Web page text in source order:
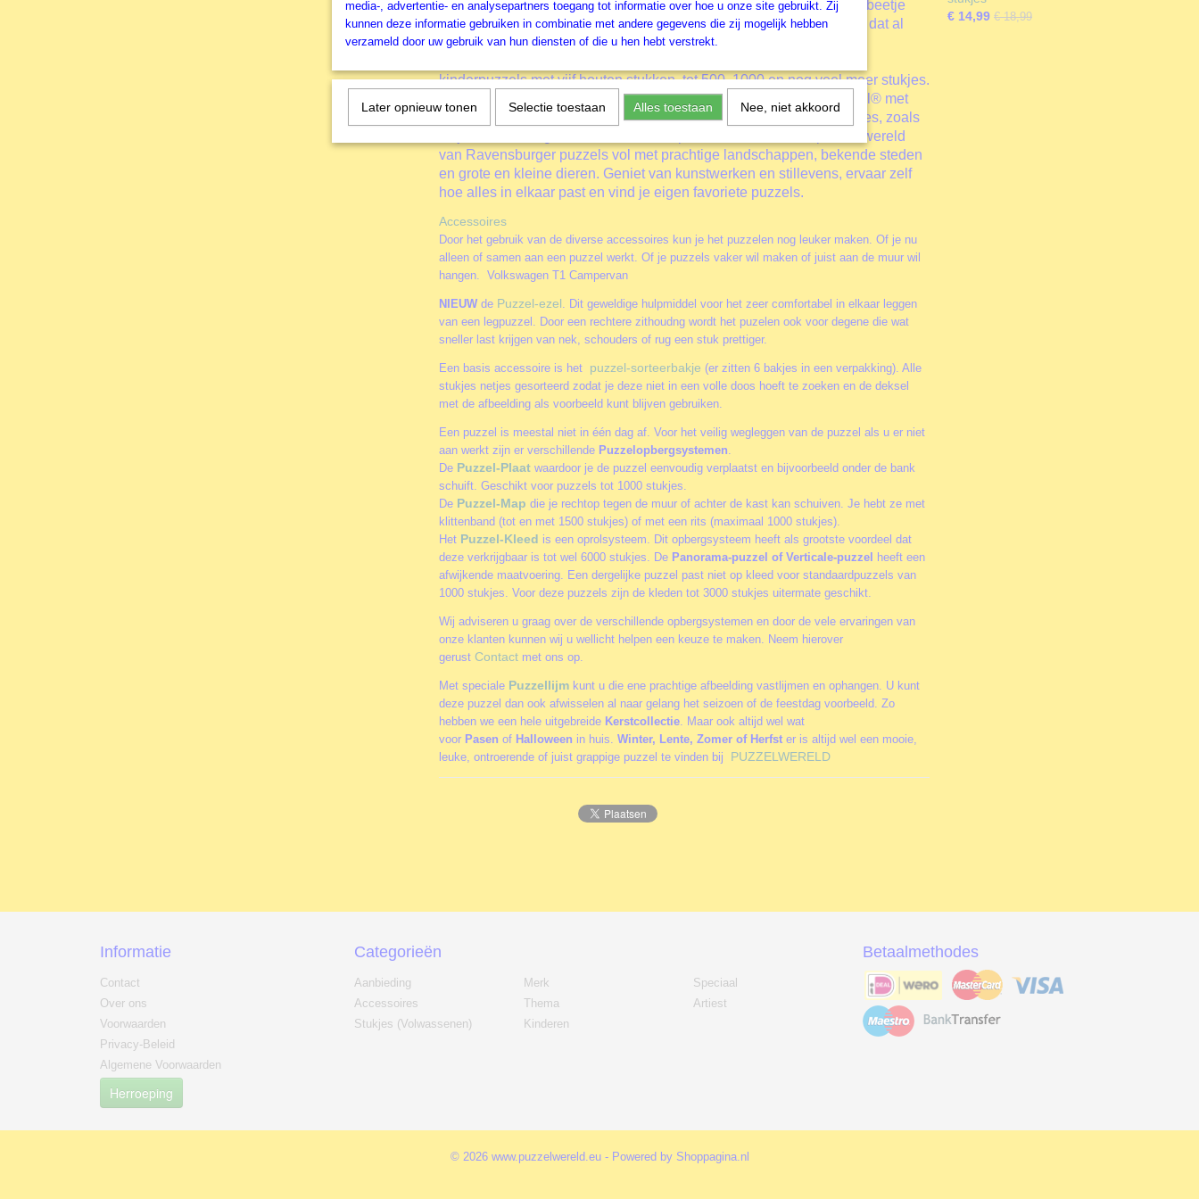
wereld tot leven komt, dan klopt het hart van de ware puzzelfan een beetje
sneller, zo ook bij deze Batman.Bij Ravensburger puzzels gebeurt dat al
sinds 1891. Daarnaast is Ravensburger verantwoordelijk voor de
kinderpuzzels met vijf houten stukken, tot 500, 1000 en nog veel meer stukjes.
En wat dacht je van de prachtige decoratieve 3D-puzzels: puzzleball® met
gebogen stukjes en 3D-puzzels gebouwen met scharnierende stukjes, zoals
altijd van de hoogste kwaliteit. Ontsnap uit de realiteit en stap in de wereld
van Ravensburger puzzels vol met prachtige landschappen, bekende steden
en grote en kleine dieren. Geniet van kunstwerken en stillevens, ervaar zelf
hoe alles in elkaar past en vind je eigen favoriete puzzels.
Accessoires
Door het gebruik van de diverse accessoires kun je het puzzelen nog leuker maken. Of je nu
alleen of samen aan een puzzel werkt. Of je puzzels vaker wil maken of juist aan de muur wil
hangen. Volkswagen T1 Campervan
NIEUW de Puzzel-ezel. Dit geweldige hulpmiddel voor het zeer comfortabel in elkaar leggen
van een legpuzzel. Door een rechtere zithoudng wordt het puzelen ook voor degene die wat
sneller last krijgen van nek, schouders of rug een stuk prettiger.
Een basis accessoire is het puzzel-sorteerbakje (er zitten 6 bakjes in een verpakking). Alle
stukjes netjes gesorteerd zodat je deze niet in een volle doos hoeft te zoeken en de deksel
met de afbeelding als voorbeeld kunt blijven gebruiken.
Een puzzel is meestal niet in één dag af. Voor het veilig wegleggen van de puzzel als u er niet
aan werkt zijn er verschillende Puzzelopbergsystemen.
De Puzzel-Plaat waardoor je de puzzel eenvoudig verplaatst en bijvoorbeeld onder de bank
schuift. Geschikt voor puzzels tot 1000 stukjes.
De Puzzel-Map die je rechtop tegen de muur of achter de kast kan schuiven. Je hebt ze met
klittenband (tot en met 1500 stukjes) of met een rits (maximaal 1000 stukjes).
Het Puzzel-Kleed is een oprolsysteem. Dit opbergsysteem heeft als grootste voordeel dat
deze verkrijgbaar is tot wel 6000 stukjes. De Panorama-puzzel of Verticale-puzzel
heeft een
afwijkende maatvoering. Een dergelijke puzzel past niet op kleed voor standaardpuzzels van
1000 stukjes. Voor deze puzzels zijn de kleden tot 3000 stukjes uitermate geschikt.
Wij adviseren u graag over de verschillende opbergsystemen en door de vele ervaringen van
onze klanten kunnen wij u wellicht helpen een keuze te maken. Neem hierover
gerust Contact met ons op.
Met speciale Puzzellijm kunt u die ene prachtige afbeelding vastlijmen en ophangen. U kunt
deze puzzel dan ook afwisselen al naar gelang het seizoen of de feestdag voorbeeld. Zo
hebben we een hele uitgebreide Kerstcollectie. Maar ook altijd wel wat
voor Pasen of Halloween in huis. Winter, Lente, Zomer of Herfst er is altijd wel een mooie,
leuke, ontroerende of juist grappige puzzel te vinden bij PUZZELWERELD
€ 14,99 € 18,99
Informatie
Contact
Over ons
Voorwaarden
Privacy-Beleid
Algemene Voorwaarden
Herroeping
Categorieën
Aanbieding
Accessoires
Stukjes (Volwassenen)
Merk
Thema
Kinderen
Speciaal
Artiest
Betaalmethodes
© 2026 www.puzzelwereld.eu - Powered by Shoppagina.nl
media-, advertentie- en analysepartners toegang tot informatie over hoe u onze site gebruikt. Zij
kunnen deze informatie gebruiken in combinatie met andere gegevens die zij mogelijk hebben
verzameld door uw gebruik van hun diensten of die u hen hebt verstrekt.
Later opnieuw tonen Selectie toestaan Alles toestaan Nee, niet akkoord